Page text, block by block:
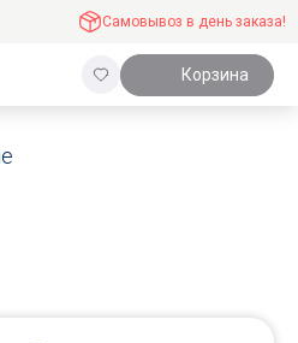
Самовывоз в день заказа!
Корзина